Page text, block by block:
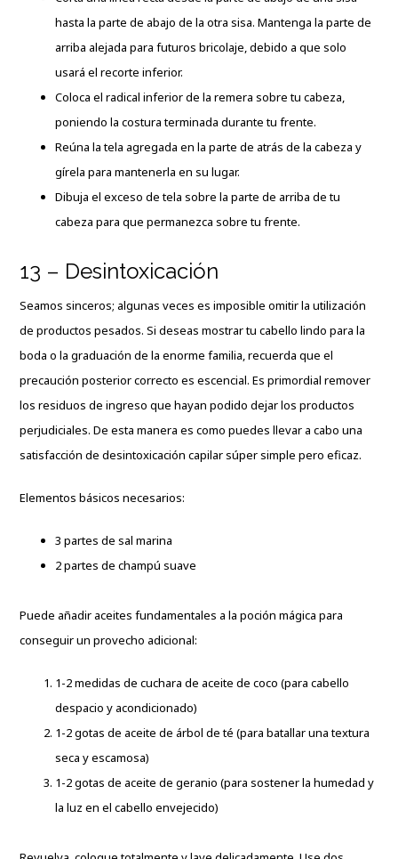
hasta la parte de abajo de la otra sisa. Mantenga la parte de
arriba alejada para futuros bricolaje, debido a que solo
usará el recorte inferior.
Coloca el radical inferior de la remera sobre tu cabeza,
poniendo la costura terminada durante tu frente.
Reúna la tela agregada en la parte de atrás de la cabeza y
gírela para mantenerla en su lugar.
Dibuja el exceso de tela sobre la parte de arriba de tu
cabeza para que permanezca sobre tu frente.
13 – Desintoxicación
Seamos sinceros; algunas veces es imposible omitir la utilización
de productos pesados. Si deseas mostrar tu cabello lindo para la
boda o la graduación de la enorme familia, recuerda que el
precaución posterior correcto es escencial. Es primordial remover
los residuos de ingreso que hayan podido dejar los productos
perjudiciales. De esta manera es como puedes llevar a cabo una
satisfacción de desintoxicación capilar súper simple pero eficaz.
Elementos básicos necesarios:
3 partes de sal marina
2 partes de champú suave
Puede añadir aceites fundamentales a la poción mágica para
conseguir un provecho adicional:
1-2 medidas de cuchara de aceite de coco (para cabello
despacio y acondicionado)
1-2 gotas de aceite de árbol de té (para batallar una textura
seca y escamosa)
1-2 gotas de aceite de geranio (para sostener la humedad y
la luz en el cabello envejecido)